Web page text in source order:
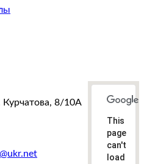
Курчатова, 8/10А
This
page
can't
load